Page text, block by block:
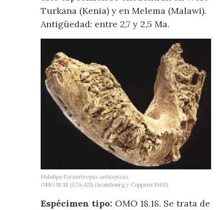
Turkana (Kenia) y en Melema (Malawi).
Antigüedad: entre 2,7 y 2,5 Ma.
Holotipo Paranthropus aethiopicus.
OMO 18.18 (L7A-125) (Arambourg y Coppens 1968)
Espécimen tipo: OMO 18.18. Se trata de